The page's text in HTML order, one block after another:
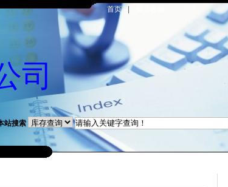
首页
站搜索
司